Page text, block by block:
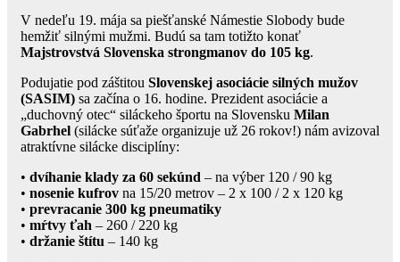
V nedeľu 19. mája sa piešťanské Námestie Slobody bude
hemžiť silnými mužmi. Budú sa tam totižto konať
Majstrovstvá Slovenska strongmanov do 105 kg.
Podujatie pod záštitou Slovenskej asociácie silných mužov
(SASIM) sa začína o 16. hodine. Prezident asociácie a
„duchovný otec“ siláckeho športu na Slovensku Milan
Gabrhel (silácke súťaže organizuje už 26 rokov!) nám avizoval
atraktívne silácke disciplíny:
• dvíhanie klady za 60 sekúnd – na výber 120 / 90 kg
• nosenie kufrov na 15/20 metrov – 2 x 100 / 2 x 120 kg
• prevracanie 300 kg pneumatiky
• mŕtvy ťah – 260 / 220 kg
• držanie štítu – 140 kg